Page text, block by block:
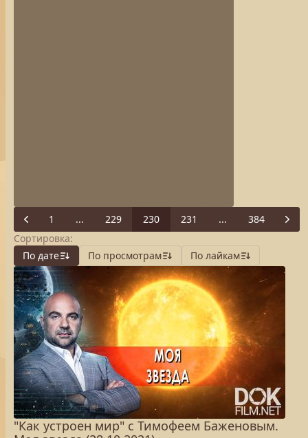
Previous
1 ... 229 230 231 ... 384
Next
Сортировка:
По дате
По просмотрам По лайкам
"Как устроен мир" с Тимофеем Баженовым.